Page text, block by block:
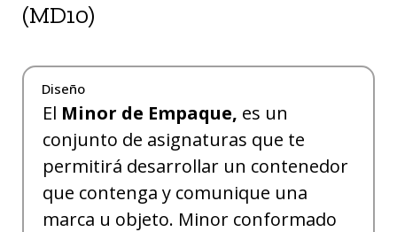
(MD10)
Diseño
El Minor de Empaque, es un
conjunto de asignaturas que te
permitirá desarrollar un contenedor
que contenga y comunique una
marca u objeto. Minor conformado